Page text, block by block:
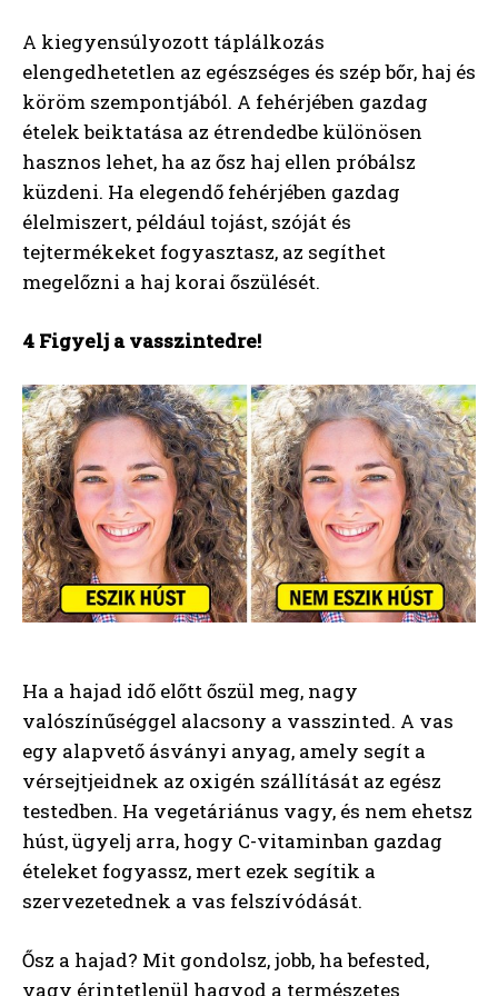
A kiegyensúlyozott táplálkozás
elengedhetetlen az egészséges és szép bőr, haj és
köröm szempontjából. A fehérjében gazdag
ételek beiktatása az étrendedbe különösen
hasznos lehet, ha az ősz haj ellen próbálsz
küzdeni. Ha elegendő fehérjében gazdag
élelmiszert, például tojást, szóját és
tejtermékeket fogyasztasz, az segíthet
megelőzni a haj korai őszülését.
4 Figyelj a vasszintedre!
Ha a hajad idő előtt őszül meg, nagy
valószínűséggel alacsony a vasszinted. A vas
egy alapvető ásványi anyag, amely segít a
vérsejtjeidnek az oxigén szállítását az egész
testedben. Ha vegetáriánus vagy, és nem ehetsz
húst, ügyelj arra, hogy C-vitaminban gazdag
ételeket fogyassz, mert ezek segítik a
szervezetednek a vas felszívódását.
Ősz a hajad? Mit gondolsz, jobb, ha befested,
vagy érintetlenül hagyod a természetes